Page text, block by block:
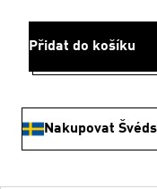
Přidat do košíku
Nakupovat